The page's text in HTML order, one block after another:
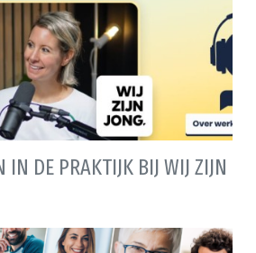
IN DE PRAKTIJK BIJ WIJ ZIJN